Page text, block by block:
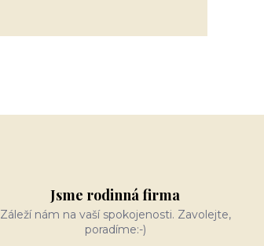
Jsme rodinná firma
Záleží nám na vaší spokojenosti. Zavolejte,
poradíme:-)